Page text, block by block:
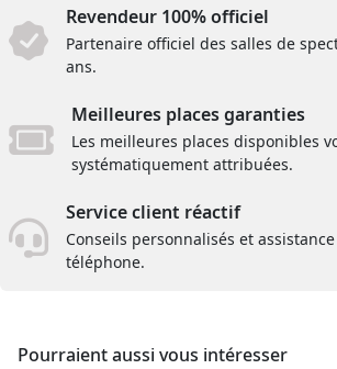
Revendeur 100% officiel
Partenaire officiel des salles de
ans.
Meilleures places garanties
Les meilleures places disponibles
systématiquement attribuées.
Service client réactif
Conseils personnalisés et
téléphone.
Pourraient aussi vous intéresser